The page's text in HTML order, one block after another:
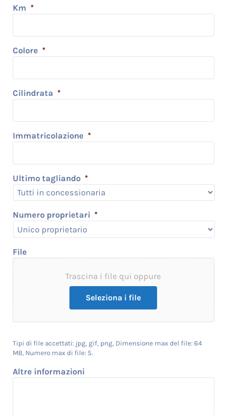
Km *
Colore *
Cilindrata *
Immatricolazione *
Ultimo tagliando *
Numero proprietari *
File
Trascina i file qui oppure
Seleziona i file
Tipi di file accettati: jpg, gif, png, Dimensione max del file: 64
MB, Numero max di file: 5.
Altre informazioni